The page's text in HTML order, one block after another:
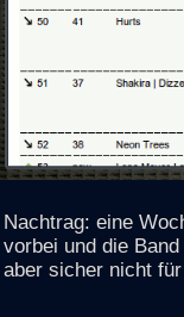
Nachtrag: eine
vorbei und die
aber sicher nicht